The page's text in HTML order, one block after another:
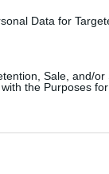
Data for
Sale, and/or
the Purposes
σε
2004.